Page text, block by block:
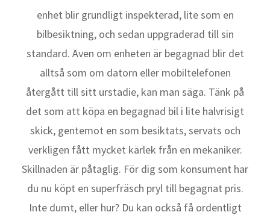
enhet blir grundligt inspekterad, lite som en
bilbesiktning, och sedan uppgraderad till sin
standard. Även om enheten är begagnad blir det
alltså som om datorn eller mobiltelefonen
återgått till sitt urstadie, kan man säga. Tänk på
det som att köpa en begagnad bil i lite halvrisigt
skick, gentemot en som besiktats, servats och
verkligen fått mycket kärlek från en mekaniker.
Skillnaden är påtaglig. För dig som konsument har
du nu köpt en superfräsch pryl till begagnat pris.
Inte dumt, eller hur? Du kan också få ordentligt